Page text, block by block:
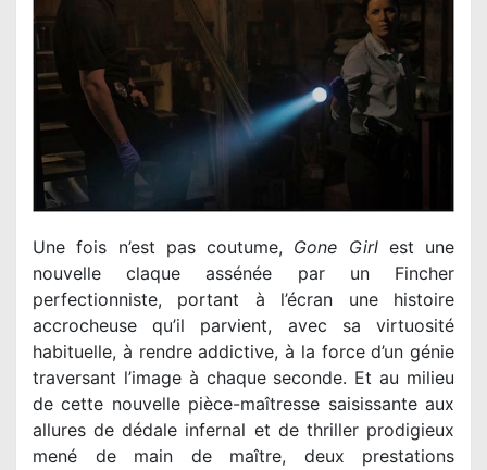
Une fois n’est pas coutume, Gone Girlest une
nouvelle claque assénée par un Fincher
perfectionniste, portant à l’écran une histoire
accrocheuse qu’il parvient, avec sa virtuosité
habituelle, à rendre addictive, à la force d’un génie
traversant l’image à chaque seconde. Et au milieu
de cette nouvelle pièce-maîtresse saisissante aux
allures de dédale infernal et de thriller prodigieux
mené de main de maître, deux prestations